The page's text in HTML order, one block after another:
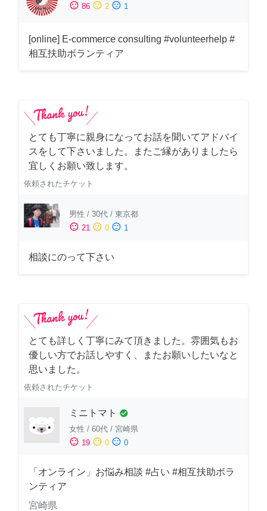
sentiment_satisfied 86 sentiment_neutral 2 sentiment_dissatisfied 1
[online] E-commerce consulting #volunteerhelp #
相互扶助ボランティア
とても丁寧に親身になってお話を聞いてアドバイ
スをして下さいました。またご縁がありましたら
宜しくお願い致します。
依頼されたチケット
男性 / 30代 / 東京都
sentiment_satisfied 21 sentiment_neutral 0 sentiment_dissatisfied 1
相談にのって下さい
とても詳しく丁寧にみて頂きました。雰囲気もお
優しい方でお話しやすく、またお願いしたいなと
思いました。
依頼されたチケット
ミニトマト check_circle
女性 / 60代 / 宮崎県
sentiment_satisfied 19 sentiment_neutral 0 sentiment_dissatisfied 0
「オンライン」お悩み相談 #占い #相互扶助ボラ
ンティア
宮崎県